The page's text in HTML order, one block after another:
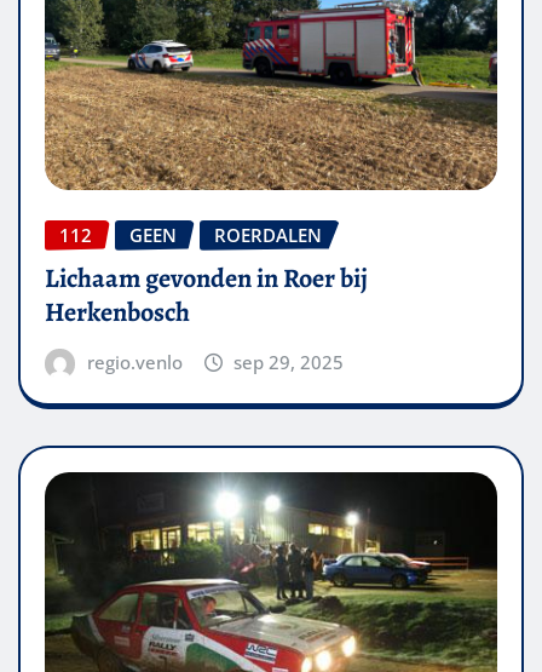
112 GEEN ROERDALEN
Lichaam gevonden in Roer bij
Herkenbosch
regio.venlo sep 29, 2025